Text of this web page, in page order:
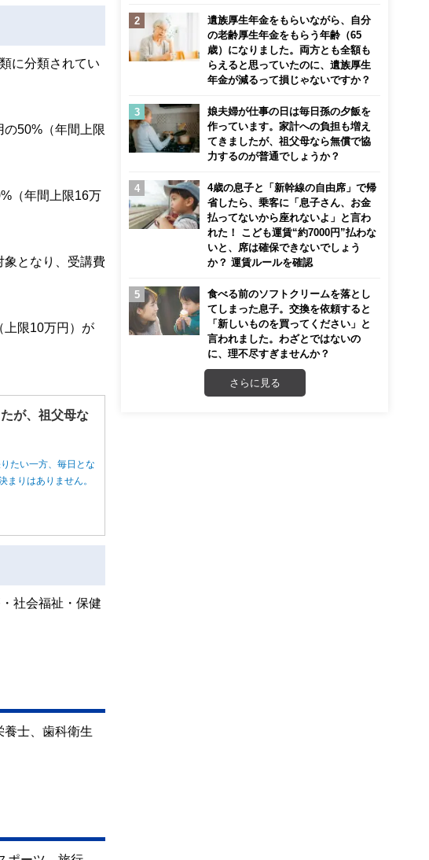
に分類されてい
の50%（年間上限
（年間上限16万
象となり、受講費
上限10万円）が
が、祖父母な
たい一方、毎日とな
まりはありません。
社会福祉・保健
養士、歯科衛生
遺族厚生年金をもらいながら、自分
の老齢厚生年金をもらう年齢（65
歳）になりました。両方とも全額も
らえると思っていたのに、遺族厚生
年金が減るって損じゃないですか？
娘夫婦が仕事の日は毎日孫の夕飯を
作っています。家計への負担も増え
てきましたが、祖父母なら無償で協
力するのが普通でしょうか？
4歳の息子と「新幹線の自由席」で帰
省したら、乗客に「息子さん、お金
払ってないから座れないよ」と言わ
れた！ こども運賃“約7000円”払わな
いと、席は確保できないでしょう
か？ 運賃ルールを確認
食べる前のソフトクリームを落とし
てしまった息子。交換を依頼すると
「新しいものを買ってください」と
言われました。わざとではないの
に、理不尽すぎませんか？
さらに見る